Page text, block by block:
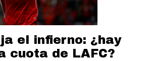
el infierno: ¿hay
cuota de LAFC?